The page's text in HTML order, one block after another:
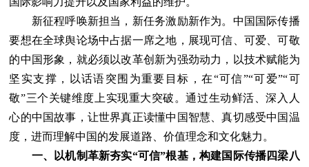
新征程呼唤新担当，新任务激励新作为。中国国际传播
要想在全球舆论场中占据一席之地，展现可信、可爱、可敬
的中国形象，就必须以改革创新为强劲动力，以技术赋能为
坚实支撑，以话语突围为重要目标，在“可信”“可爱”“可
敬”三个关键维度上实现重大突破。通过生动鲜活、深入人
心的中国故事，让世界真正读懂中国智慧、真切感受中国温
度，进而理解中国的发展道路、价值理念和文化魅力。
一、以机制革新夯实“可信”根基，构建国际传播四梁八